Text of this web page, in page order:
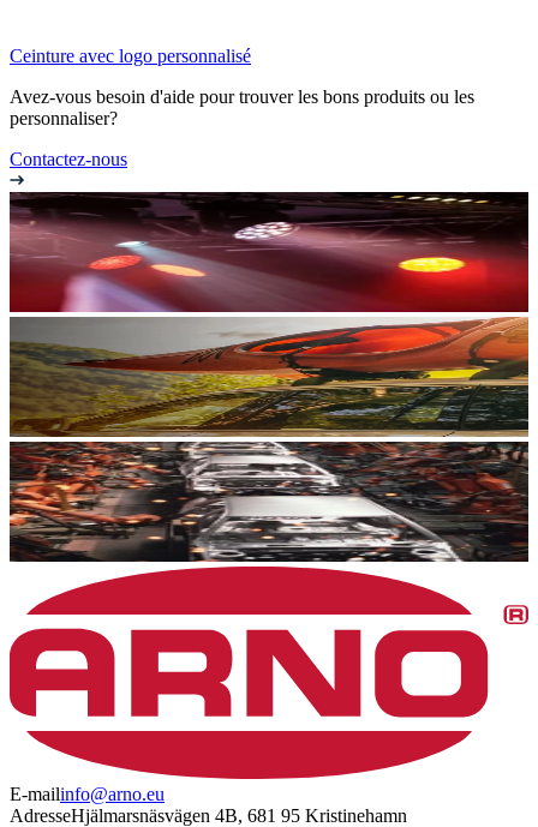
Ceinture avec logo personnalisé
Avez-vous besoin d'aide pour trouver les bons produits ou les
personnaliser?
Contactez-nous
E-mailinfo@arno.eu
AdresseHjälmarsnäsvägen 4B, 681 95 Kristinehamn